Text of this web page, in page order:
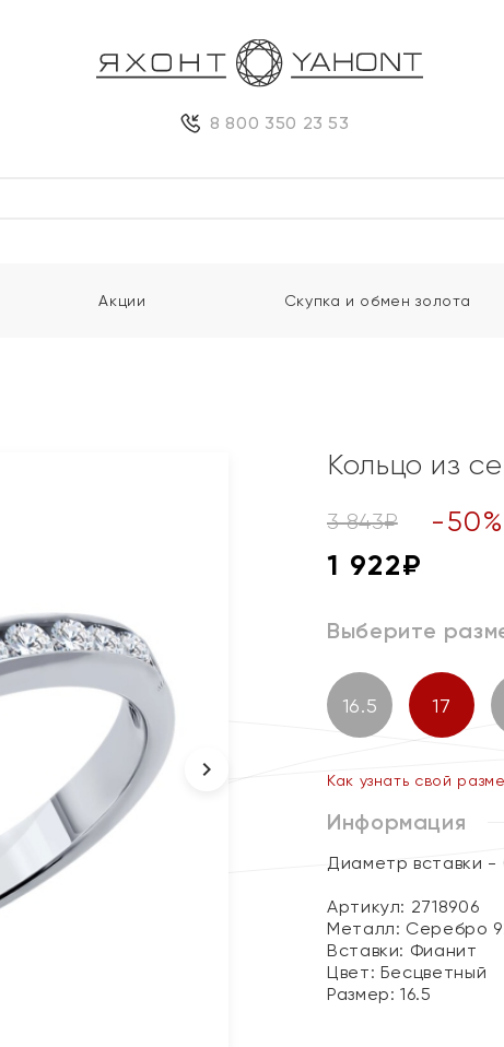
8 800 350 23 53
Акции Скупка и обмен золота
Кольцо из
3 843₽ -50%
1 922₽
Выберите
16.5 17
Как узнать свой
Информация
Диаметр вставки
Артикул: 2718906
Металл: Серебро
Вставки: Фианит
Цвет: Бесцветный
Размер:16.5